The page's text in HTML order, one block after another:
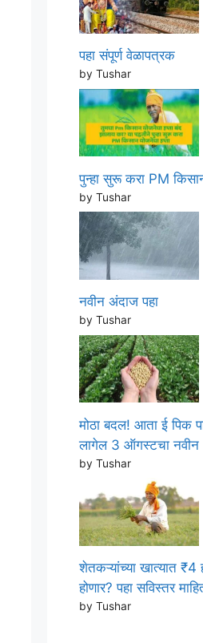
पहा संपूर्ण वेळापत्रक
by Tushar
पुन्हा सुरू करा PM
by Tushar
नवीन अंदाज पहा
by Tushar
मोठा बदल! आता ई पिक
लागेल 3 ऑगस्टचा नवीन
by Tushar
शेतकऱ्यांच्या खात्यात
होणार? पहा सविस्तर
by Tushar